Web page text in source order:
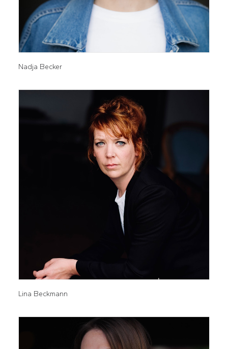
Nadja Becker
Lina Beckmann